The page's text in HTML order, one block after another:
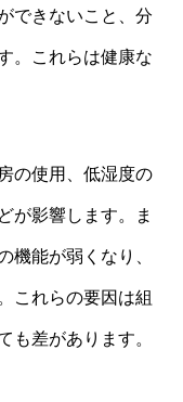
できないこと、分
。これらは健康な
の使用、低湿度の
が影響します。ま
機能が弱くなり、
これらの要因は組
も差があります。